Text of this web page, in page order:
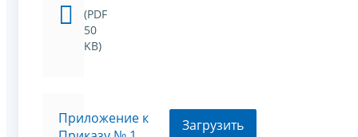
(PDF
50
KB)
Приложение к
Загрузить